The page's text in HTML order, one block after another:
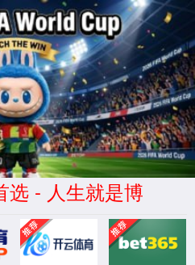
一官方网站
情
则,请提交问题反馈
地图